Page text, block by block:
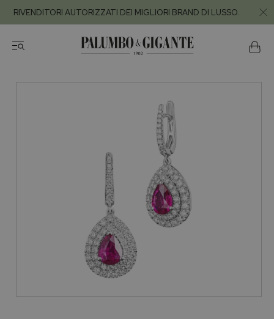
RIVENDITORI AUTORIZZATI DEI MIGLIORI BRAND DI LUSSO.